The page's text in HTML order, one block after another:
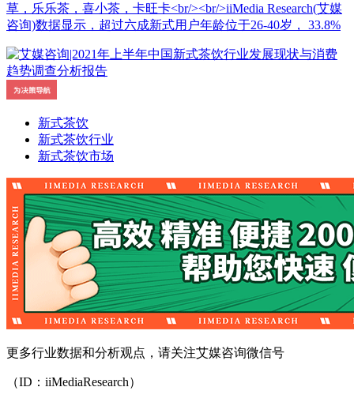
草，乐乐茶，喜小茶，卡旺卡<br/><br/>iiMedia Research(艾媒
咨询)数据显示，超过六成新式用户年龄位于26-40岁， 33.8%
新式茶饮
新式茶饮行业
新式茶饮市场
更多行业数据和分析观点，请关注艾媒咨询微信号
（ID：iiMediaResearch）